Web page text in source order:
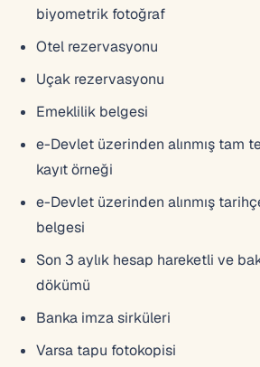
biyometrik fotoğraf
Otel rezervasyonu
Uçak rezervasyonu
Emeklilik belgesi
e-Devlet üzerinden alınmış tam
kayıt örneği
e-Devlet üzerinden alınmış
belgesi
Son 3 aylık hesap hareketli ve
dökümü
Banka imza sirküleri
Varsa tapu fotokopisi